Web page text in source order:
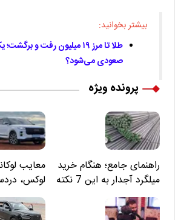
بیشتر بخوانید:
طلا تا مرز ۱۹ میلیون رفت و
صعودی می‌شود؟
پرونده ویژه
راهنمای جامع؛ هنگام خرید
میلگرد آجدار به این 7 نکته
توجه کنید
لوکس،